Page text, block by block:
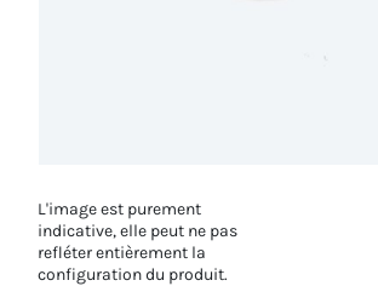
L'image est purement
indicative, elle peut ne pas
refléter entièrement la
configuration du produit.